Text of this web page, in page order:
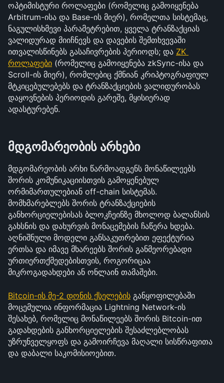
ოპტიმისტური როლაფები (რომელიც გამოიყენება
Arbitrum-ისა და Base-ის მიერ), რომელთა სისტემაც,
ნაგულისხმევი პარამეტრებით, ყველა ტრანზაქციას
ვალიდურად მიიჩნევს და დავების შემთხვევაში
ითვალისწინებს გასაჩივრების პერიოდს; და ZK
როლაფები (რომელიც გამოიყენება zkSync-ისა და
Scroll-ის მიერ), რომლებიც ქმნიან კრიპტოგრაფიულ
მტკიცებულებებს და ტრანზაქციების ვალიდურობას
დაყოვნების პერიოდის გარეშე, მყისიერად
ადასტურებენ.
მდგომარეობის არხები
მდგომარეობის არხი წარმოადგენს მონაწილეებს
შორის კომუნიკაციისთვის გამოყენებულ
ორმიმართულებიან off-chain სისტემას.
მომხმარებლებს შორის ტრანზაქციების
განხორციელებისას ბლოკჩეინზე მხოლოდ ბალანსის
გახსნის და დახურვის მონაცემების ჩაწერა ხდება.
აღნიშნული მოდელი განსაკუთრებით ეფექტურია
ერთსა და იმავე მხარეებს შორის განმეორებადი
ურთიერთქმედებისთვის, როგორიცაა
მიკროგადახდები ან ონლაინ თამაშები.
Bitcoin-ის მე-2 დონის ქსელების განყოფილებაში
მოცემულია ინფორმაცია Lightning Network-ის
შესახებ, რომელიც მონაწილეებს შორის Bitcoin-ით
გადახდების განხორციელების შესაძლებლობას
უზრუნველყოფს და გამოირჩევა მაღალი სისწრაფითა
და დაბალი საკომისიოებით.